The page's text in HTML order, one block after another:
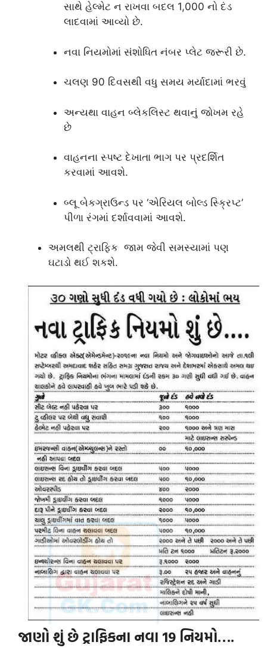
સાથે હેલ્મેટ ન રાખવા બદલ 1,000 નો દંડ
લાદવામાં આવ્યો છે.
નવા નિયમોમાં સંશોધિત નંબર પ્લેટ જરૂરી છે.
ચલણ 90 દિવસથી વધુ સમય મર્યાદામાં ભરવું
અન્યથા વાહન બ્લેકલિસ્ટ થવાનું જોખમ રહે
છે
વાહનના સ્પષ્ટ દેખાતા ભાગ પર પ્રદર્શિત
કરવામાં આવશે.
બ્લૂ બેકગ્રાઉન્ડ પર ‘એરિયલ બોલ્ડ સ્ક્રિપ્ટ’
પીળા રંગમાં દર્શાવવામાં આવશે.
અમલથી ટ્રાફિક જામ જેવી સમસ્યામાં પણ
ઘટાડો થઈ શકશે.
જાણો શું છે ટ્રાફિકના નવા 19 નિયમો….